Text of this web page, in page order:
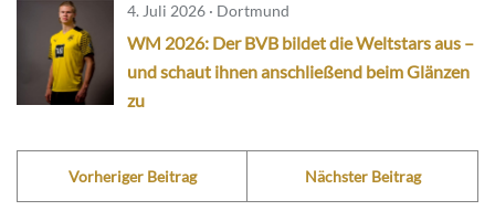
4. Juli 2026 · Dortmund
WM 2026: Der BVB bildet die Weltstars aus –
und schaut ihnen anschließend beim Glänzen
zu
Vorheriger Beitrag Nächster Beitrag